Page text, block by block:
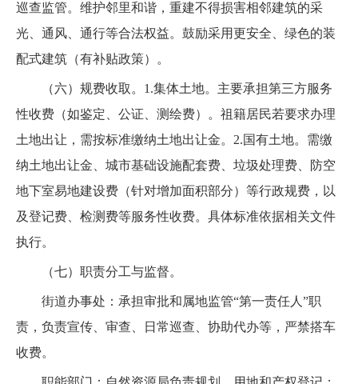
巡查监管。维护邻里和谐，重建不得损害相邻建筑的采
光、通风、通行等合法权益。鼓励采用更安全、绿色的装
配式建筑（有补贴政策）。
（六）规费收取。1.集体土地。主要承担第三方服务
性收费（如鉴定、公证、测绘费）。祖籍居民若要求办理
土地出让，需按标准缴纳土地出让金。2.国有土地。需缴
纳土地出让金、城市基础设施配套费、垃圾处理费、防空
地下室易地建设费（针对增加面积部分）等行政规费，以
及登记费、检测费等服务性收费。具体标准依据相关文件
执行。
（七）职责分工与监督。
街道办事处：承担审批和属地监管“第一责任人”职
责，负责宣传、审查、日常巡查、协助代办等，严禁搭车
收费。